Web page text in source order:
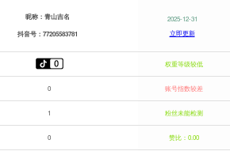
昵称：青山吉名
抖音号：77205583781
2025-12-31
立即更新
权重等级较低
0 账号指数较差
1 粉丝未能检测
0 赞比：0.00